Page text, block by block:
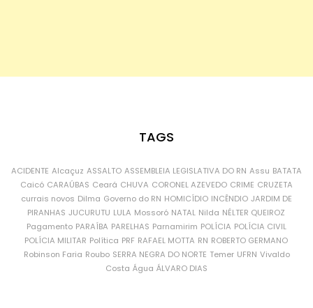
TAGS
ACIDENTE Alcaçuz ASSALTO ASSEMBLEIA LEGISLATIVA DO RN Assu BATATA
Caicó CARAÚBAS Ceará CHUVA CORONEL AZEVEDO CRIME CRUZETA
currais novos Dilma Governo do RN HOMICÍDIO INCÊNDIO JARDIM DE
PIRANHAS JUCURUTU LULA Mossoró NATAL Nilda NÉLTER QUEIROZ
Pagamento PARAÍBA PARELHAS Parnamirim POLÍCIA POLÍCIA CIVIL
POLÍCIA MILITAR Política PRF RAFAEL MOTTA RN ROBERTO GERMANO
Robinson Faria Roubo SERRA NEGRA DO NORTE Temer UFRN Vivaldo
Costa Água ÁLVARO DIAS